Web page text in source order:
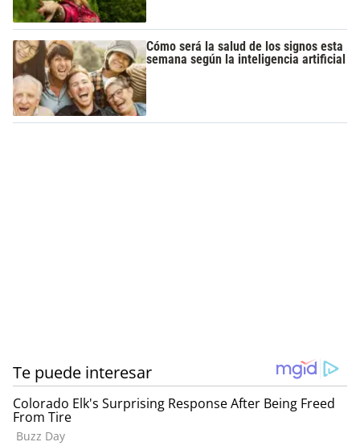
Cómo será la salud de los signos esta
semana según la inteligencia artificial